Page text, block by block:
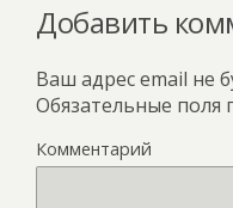
Добавить
Ваш адрес email не
Обязательные поля
Комментарий